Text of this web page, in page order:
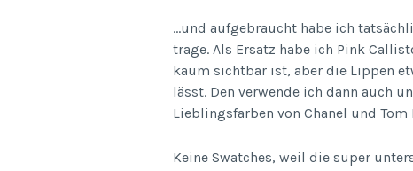
…und aufgebraucht habe ich
trage. Als Ersatz habe ich Pink
kaum sichtbar ist, aber die Lippen
lässt. Den verwende ich dann auch
Lieblingsfarben von Chanel und
Keine Swatches, weil die super